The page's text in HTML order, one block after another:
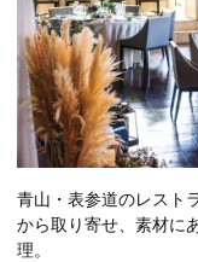
青山・表参道のレスト
から取り寄せ、素材に
理。